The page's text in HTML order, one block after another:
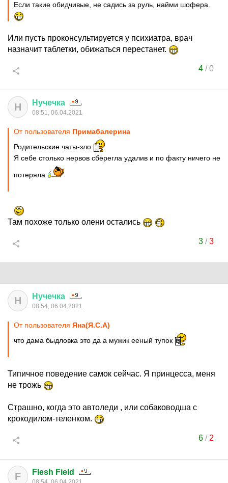
Если такие обидчивые, не садись за руль, найми шофера.
Или пусть проконсультируется у психиатра, врач
назначит таблетки, обижаться перестанет.
4/0
Н Нучечка
08:51, 06.04.2021
От пользователя Примaбaлерина
Родительские чаты-зло
Я себе столько нервов сберегла удалив и по факту ничего не
потеряла
Там похоже только олени остались
3/3
Н Нучечка
08:54, 06.04.2021
От пользователя Яна(Я.С.А)
что дама быдловка это да а мужик ееный тупок
Типичное поведение самок сейчас. Я принцесса, меня
не трожь
Страшно, когда это автоледи , или собаководша с
крокодилом-теленком.
6/ 2
F Flesh Field